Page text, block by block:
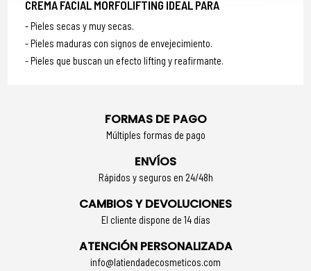
CREMA FACIAL MORFOLIFTING IDEAL PARA
Pieles secas y muy secas.
Pieles maduras con signos de envejecimiento.
Pieles que buscan un efecto lifting y reafirmante.
FORMAS DE PAGO
Múltiples formas de pago
ENVÍOS
Rápidos y seguros en 24/48h
CAMBIOS Y DEVOLUCIONES
El cliente dispone de 14 días
ATENCIÓN PERSONALIZADA
info@latiendadecosmeticos.com